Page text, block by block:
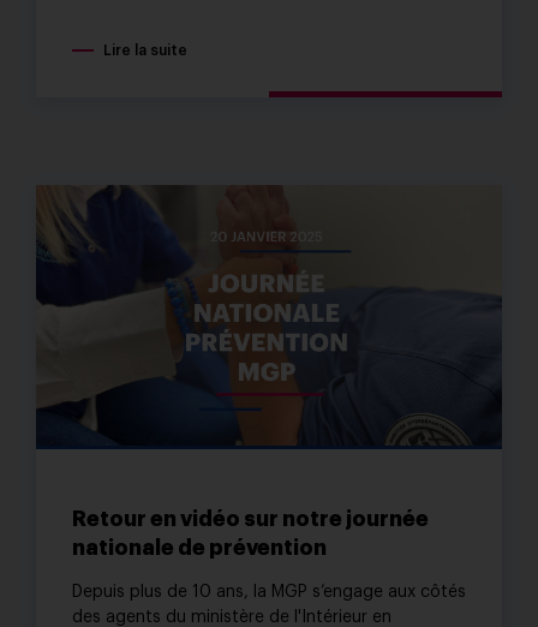
Lire la suite
Retour en vidéo sur notre journée
nationale de prévention
Depuis plus de 10 ans, la MGP s’engage aux côtés
des agents du ministère de l'Intérieur en